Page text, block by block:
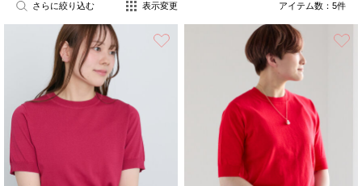
さらに絞り込む 表示変更 アイテム数： 5件